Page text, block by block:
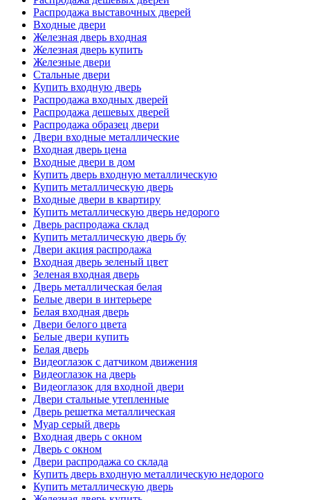
Распродажа выставочных дверей
Входные двери
Железная дверь входная
Железная дверь купить
Железные двери
Стальные двери
Купить входную дверь
Распродажа входных дверей
Распродажа дешевых дверей
Распродажа образец двери
Двери входные металлические
Входная дверь цена
Входные двери в дом
Купить дверь входную металлическую
Купить металлическую дверь
Входные двери в квартиру
Купить металлическую дверь недорого
Дверь распродажа склад
Купить металлическую дверь бу
Двери акция распродажа
Входная дверь зеленый цвет
Зеленая входная дверь
Дверь металлическая белая
Белые двери в интерьере
Белая входная дверь
Двери белого цвета
Белые двери купить
Белая дверь
Видеоглазок с датчиком движения
Видеоглазок на дверь
Видеоглазок для входной двери
Двери стальные утепленные
Дверь решетка металлическая
Муар серый дверь
Входная дверь с окном
Дверь с окном
Двери распродажа со склада
Купить дверь входную металлическую недорого
Купить металлическую дверь